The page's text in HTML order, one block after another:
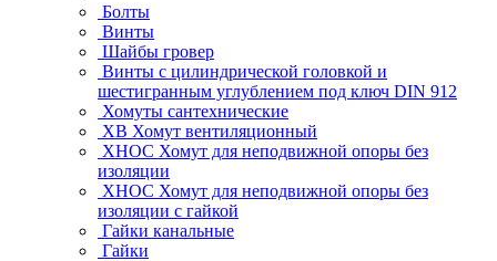
Болты
Винты
Шайбы гровер
Винты с цилиндрической головкой и
шестигранным углублением под ключ DIN 912
Хомуты сантехнические
ХВ Хомут вентиляционный
ХНОС Хомут для неподвижной опоры без
изоляции
ХНОС Хомут для неподвижной опоры без
изоляции с гайкой
Гайки канальные
Гайки